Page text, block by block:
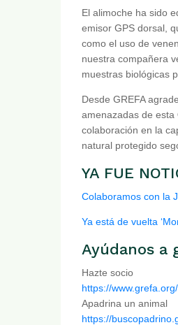
El alimoche ha sido
emisor GPS dorsal,
como el uso de
nuestra compañera
muestras biológicas
Desde GREFA
amenazadas de
colaboración en la
natural protegido
YA FUE
Colaboramos con la
Ya está de vuelta
Ayúdanos a
Hazte socio
https://
Apadrina un animal
https://